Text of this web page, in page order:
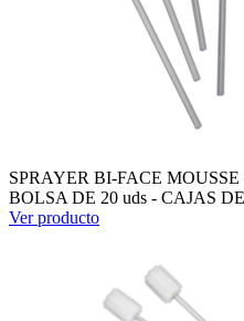
SPRAYER BI-FACE
BOLSA DE 20 uds - CAJAS
Ver producto